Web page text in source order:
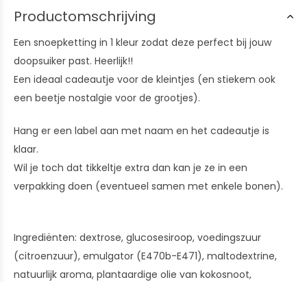
Productomschrijving
Een snoepketting in 1 kleur zodat deze perfect bij jouw
doopsuiker past. Heerlijk!!
Een ideaal cadeautje voor de kleintjes (en stiekem ook
een beetje nostalgie voor de grootjes).
Hang er een label aan met naam en het cadeautje is
klaar.
Wil je toch dat tikkeltje extra dan kan je ze in een
verpakking doen (eventueel samen met enkele bonen).
Ingrediënten: dextrose, glucosesiroop, voedingszuur
(citroenzuur), emulgator (E470b-E471), maltodextrine,
natuurlijk aroma, plantaardige olie van kokosnoot,